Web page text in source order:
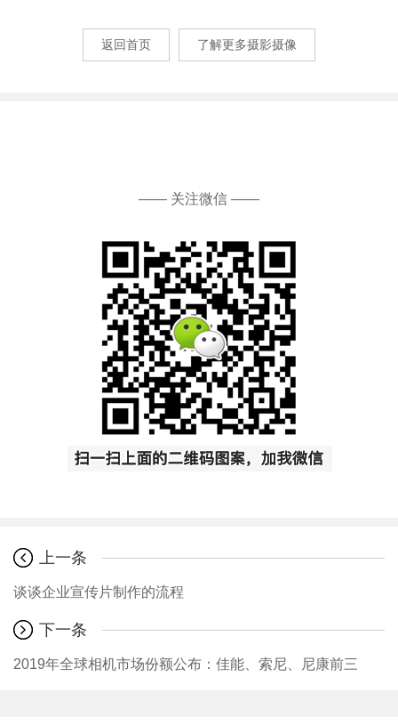
返回首页 了解更多摄影摄像
—— 关注微信 ——
上一条
谈谈企业宣传片制作的流程
下一条
2019年全球相机市场份额公布：佳能、索尼、尼康前三